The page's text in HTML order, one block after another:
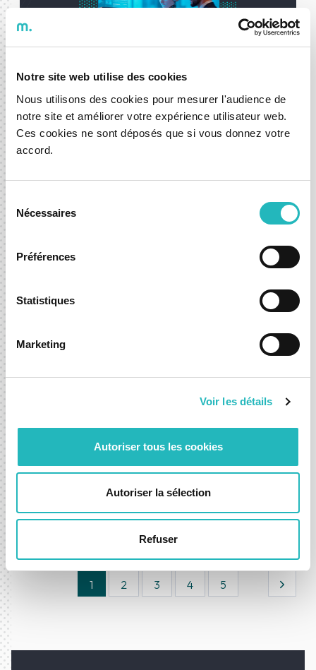
Notre site web utilise des cookies
Nous utilisons des cookies pour mesurer l'audience de
notre site et améliorer votre expérience utilisateur web.
Ces cookies ne sont déposés que si vous donnez votre
accord.
Nécessaires
Préférences
Statistiques
Marketing
Voir les détails
Autoriser tous les cookies
Autoriser la sélection
Refuser
DXspark associa-se ao ISCTE
Executive Education e à Microsoft
na Pós-Graduação "AI for Tech
Leaders
09 mar. 2026
DXspark Celebra 4 anos e organiza
Notícias
1 2 3 4 5